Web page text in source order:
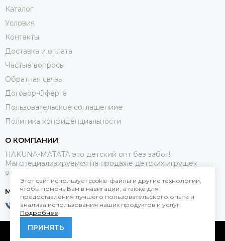
Каталог
Условия
Контакты
Доставка и оплата
Частые вопросы
Обратная связь
Договор-Оферта
Пользовательское соглашениие
Политика конфиденциальности
О КОМПАНИИ
HAKUNA-MATATA это детский опт без забот!
Мы специализируемся на продаже детских игрушек
оптом.
МЕССЕНДЖЕРЫ
Этот сайт использует cookie-файлы и другие технологии,
чтобы помочь Вам в навигации, а также для
предоставления лучшего пользовательского опыта и
анализа использования наших продуктов и услуг.
Подробнее.
ПРИНЯТЬ